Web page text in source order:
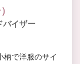
バイザー
柄で洋服のサイ